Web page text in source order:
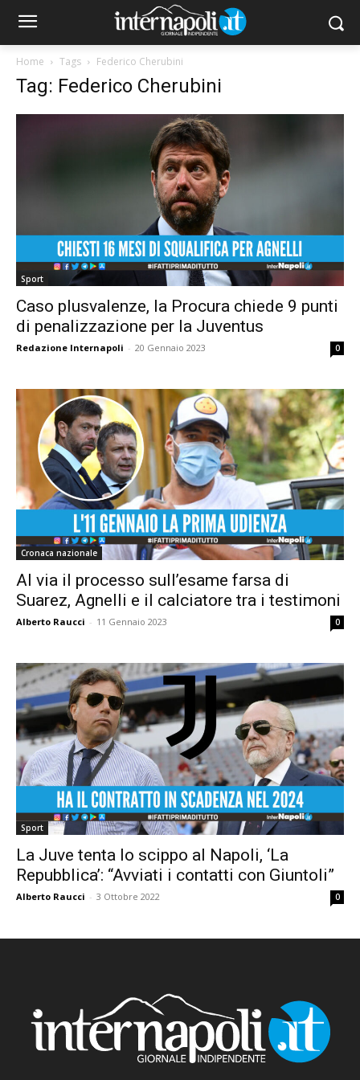
Home Tags Federico Cherubini
Tag: Federico Cherubini
Sport
Caso plusvalenze, la Procura chiede 9 punti
di penalizzazione per la Juventus
Redazione Internapoli - 20 Gennaio 2023 0
Cronaca nazionale
Al via il processo sull’esame farsa di
Suarez, Agnelli e il calciatore tra i testimoni
Alberto Raucci - 11 Gennaio 2023 0
Sport
La Juve tenta lo scippo al Napoli, ‘La
Repubblica’: “Avviati i contatti con Giuntoli”
Alberto Raucci - 3 Ottobre 2022 0